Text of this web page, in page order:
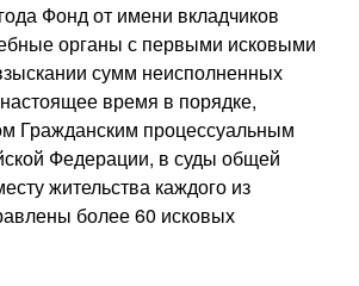
Фонд от имени вкладчиков
органы с первыми исковыми
сумм неисполненных
время в порядке,
Гражданским процессуальным
Федерации, в суды общей
жительства каждого из
более 60 исковых